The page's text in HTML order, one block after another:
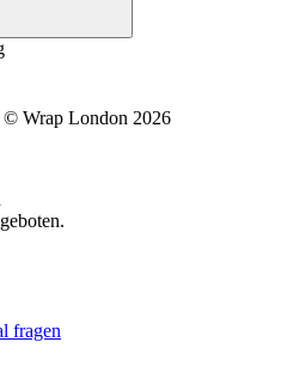
© Wrap London 2026
fragen